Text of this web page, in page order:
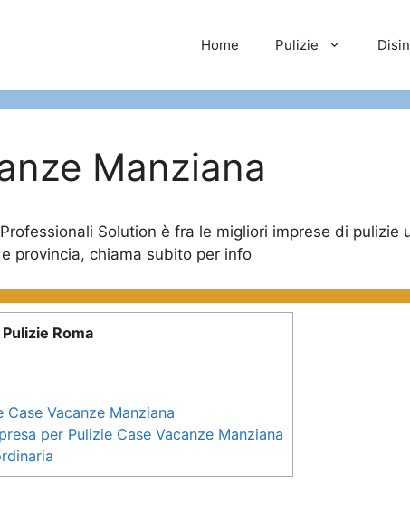
Home Pulizie
Manziana
Solution è fra le migliori imprese di
provincia, chiama subito per info
Roma
Case Vacanze Manziana
per Pulizie Case Vacanze Manziana